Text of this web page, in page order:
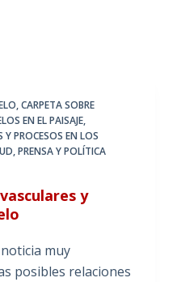
,CARPETA SOBRE
EN EL PAISAJE,
PROCESOS EN LOS
,PRENSA Y POLÍTICA
y
muy
posibles relaciones